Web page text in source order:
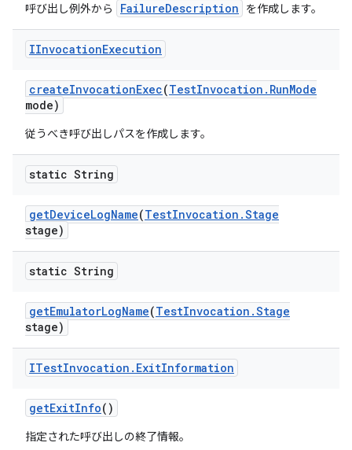
呼び出し例外から FailureDescription を作成します。
IInvocationExecution
createInvocationExec(TestInvocation . RunMode
mode)
従うべき呼び出しパスを作成します。
static String
getDeviceLogName(TestInvocation .Stage
stage)
static String
getEmulatorLogName(TestInvocation .Stage
stage)
ITestInvocation . ExitInformation
getExitInfo()
指定された呼び出しの終了情報。